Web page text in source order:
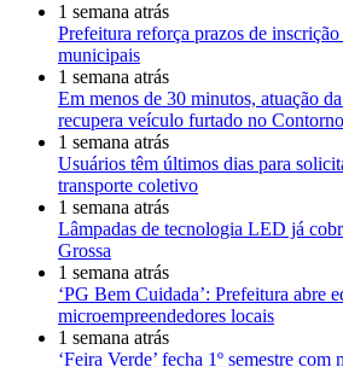
1 semana atrás
Prefeitura reforça prazos de
municipais
1 semana atrás
Em menos de 30 minutos, atuação
recupera veículo furtado no Contorno
1 semana atrás
Usuários têm últimos dias para
transporte coletivo
1 semana atrás
Lâmpadas de tecnologia LED já
Grossa
1 semana atrás
‘PG Bem Cuidada’: Prefeitura abre
microempreendedores locais
1 semana atrás
‘Feira Verde’ fecha 1º semestre